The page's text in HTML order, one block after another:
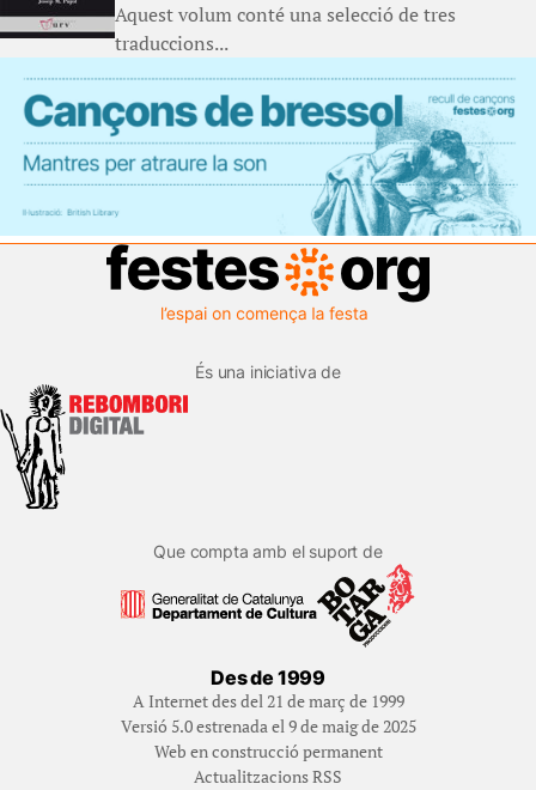
Aquest volum conté una selecció de tres
traduccions...
És una iniciativa de
Que compta amb el suport de
Des de 1999
A Internet des del 21 de març de 1999
Versió 5.0 estrenada el 9 de maig de 2025
Web en construcció permanent
Actualitzacions RSS